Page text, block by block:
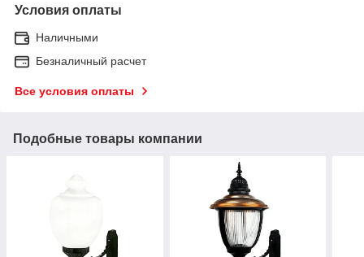
Условия оплаты
Наличными
Безналичный расчет
Все условия оплаты
Подобные товары компании